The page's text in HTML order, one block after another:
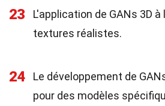
23
L'application de GANs 3D
textures réalistes.
24
Le développement de
pour des modèles